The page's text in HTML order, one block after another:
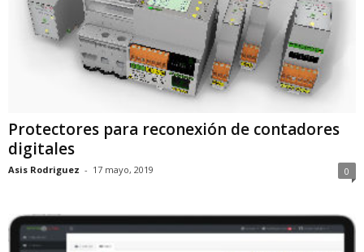
Protectores para reconexión de contadores
digitales
Asis Rodriguez - 17 mayo, 2019 0